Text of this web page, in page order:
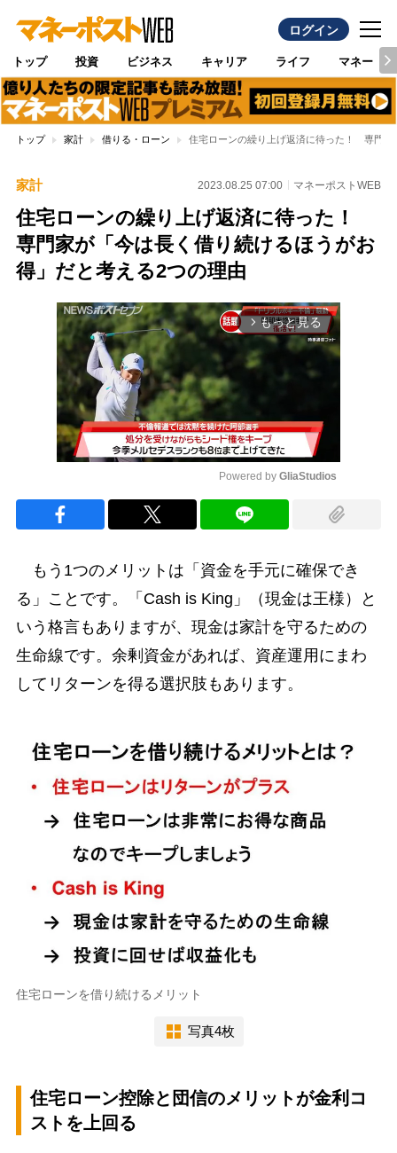
ログイン
トップ 投資 ビジネス キャリア ライフ マネー
トップ 家計 借りる・ローン 住宅ローンの繰り上げ返済に待った！ 専門家
家計 2023.08.25 07:00 マネーポストWEB
住宅ローンの繰り上げ返済に待った！
専門家が「今は長く借り続けるほうがお
得」だと考える2つの理由
arrow_forward_ios もっと見る
Powered by GliaStudios
もう1つのメリットは「資金を手元に確保でき
る」ことです。「Cash is King」（現金は王様）と
いう格言もありますが、現金は家計を守るための
生命線です。余剰資金があれば、資産運用にまわ
してリターンを得る選択肢もあります。
住宅ローンを借り続けるメリット
写真4枚
住宅ローン控除と団信のメリットが金利コ
ストを上回る